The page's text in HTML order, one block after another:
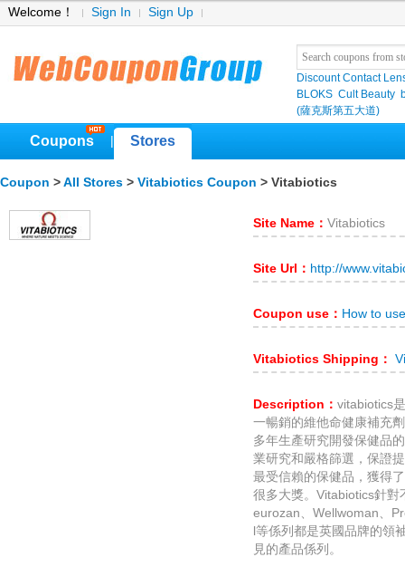
Welcome！ Sign In Sign Up
Discount Contact
BLOKS Cult Beauty
(薩克斯第五大道)
Coupons Stores
Coupon > All Stores > Vitabiotics Coupon > Vitabiotics
Site Name： Vitabiotics
Site Url： http://
Coupon use： How to
Vitabiotics Shipping：
Description： vitabiotics
一暢銷的維他命健康補充
多年生產研究開發保健品
業研究和嚴格篩選，保證
最受信賴的保健品，獲得
很多大獎。Vitabiotics針對
eurozan、Wellwoman、
l等係列都是英國品牌的領
見的產品係列。